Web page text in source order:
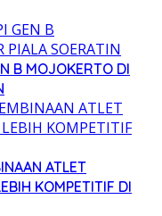
B MOJOKERTO DI
ATLET
KOMPETITIF DI